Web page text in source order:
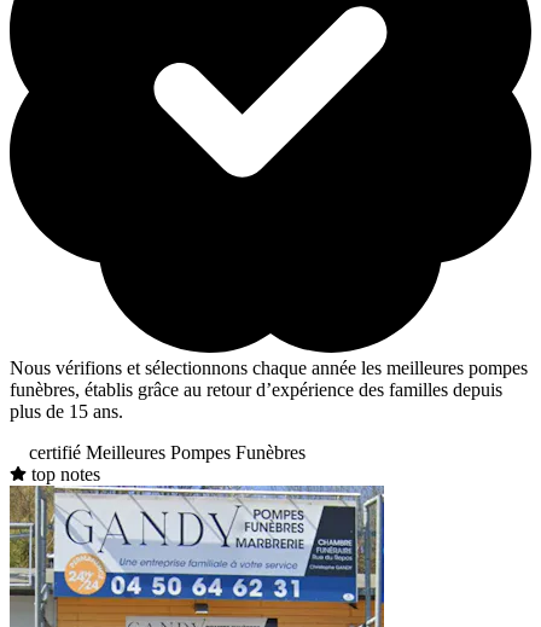
Nous vérifions et sélectionnons chaque année les meilleures pompes
funèbres, établis grâce au retour d’expérience des familles depuis
plus de 15 ans.
certifié Meilleures Pompes Funèbres
top notes